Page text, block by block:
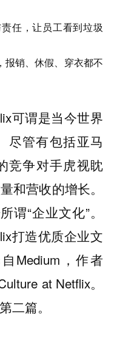
任，让员工看到垃圾
报销、休假、穿衣都不
可谓是当今世界
尽管有包括亚马
竞争对手虎视眈
和营收的增长。
谓“企业文化”。
打造优质企业文
Medium，作者
at Netflix。
二篇。